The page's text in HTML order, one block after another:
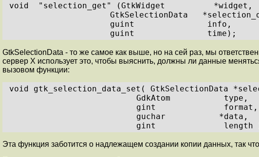
void  "selection_get" (GtkWidget          *widget,
GtkSelectionData
guint               info,
guint               time);
GtkSelectionData - то же самое как выше, но на сей раз, мы
сервер X использует это, чтобы выяснить, должны ли данные
вызовом функции:
void gtk_selection_data_set( GtkSelectionData
GdkAtom           type,
gint              format,
guchar           *data,
gint              length
Эта функция заботится о надлежащем создании копии данных, так